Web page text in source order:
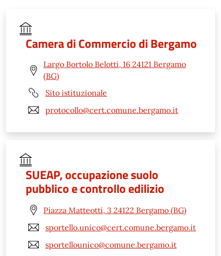
Camera di Commercio di Bergamo
Largo Bortolo Belotti, 16 24121 Bergamo
(BG)
Sito istituzionale
protocollo@cert.comune.bergamo.it
SUEAP, occupazione suolo
pubblico e controllo edilizio
Piazza Matteotti, 3 24122 Bergamo (BG)
sportello.unico@cert.comune.bergamo.it
sportellounico@comune.bergamo.it